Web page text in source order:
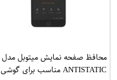
محافظ صفحه نمایش میتوبل مدل
ANTISTATIC مناسب برای گوشی